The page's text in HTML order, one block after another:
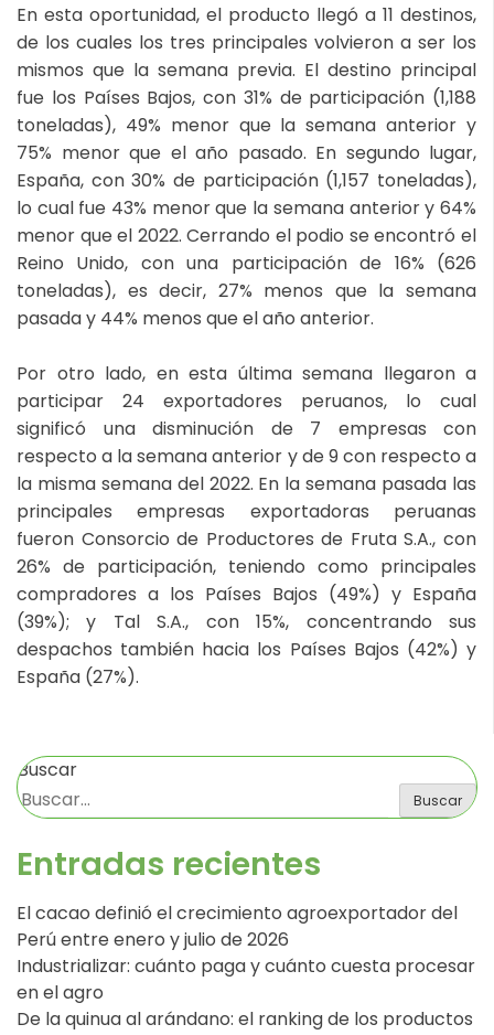
En esta oportunidad, el producto llegó a 11 destinos,
de los cuales los tres principales volvieron a ser los
mismos que la semana previa. El destino principal
fue los Países Bajos, con 31% de participación (1,188
toneladas), 49% menor que la semana anterior y
75% menor que el año pasado. En segundo lugar,
España, con 30% de participación (1,157 toneladas),
lo cual fue 43% menor que la semana anterior y 64%
menor que el 2022. Cerrando el podio se encontró el
Reino Unido, con una participación de 16% (626
toneladas), es decir, 27% menos que la semana
pasada y 44% menos que el año anterior.
Por otro lado, en esta última semana llegaron a
participar 24 exportadores peruanos, lo cual
significó una disminución de 7 empresas con
respecto a la semana anterior y de 9 con respecto a
la misma semana del 2022. En la semana pasada las
principales empresas exportadoras peruanas
fueron Consorcio de Productores de Fruta S.A., con
26% de participación, teniendo como principales
compradores a los Países Bajos (49%) y España
(39%); y Tal S.A., con 15%, concentrando sus
despachos también hacia los Países Bajos (42%) y
España (27%).
Buscar
Buscar
Entradas recientes
El cacao definió el crecimiento agroexportador del
Perú entre enero y julio de 2026
Industrializar: cuánto paga y cuánto cuesta procesar
en el agro
De la quinua al arándano: el ranking de los productos